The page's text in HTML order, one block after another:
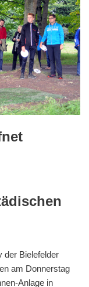
der Bielefelder
am Donnerstag
Anlage in